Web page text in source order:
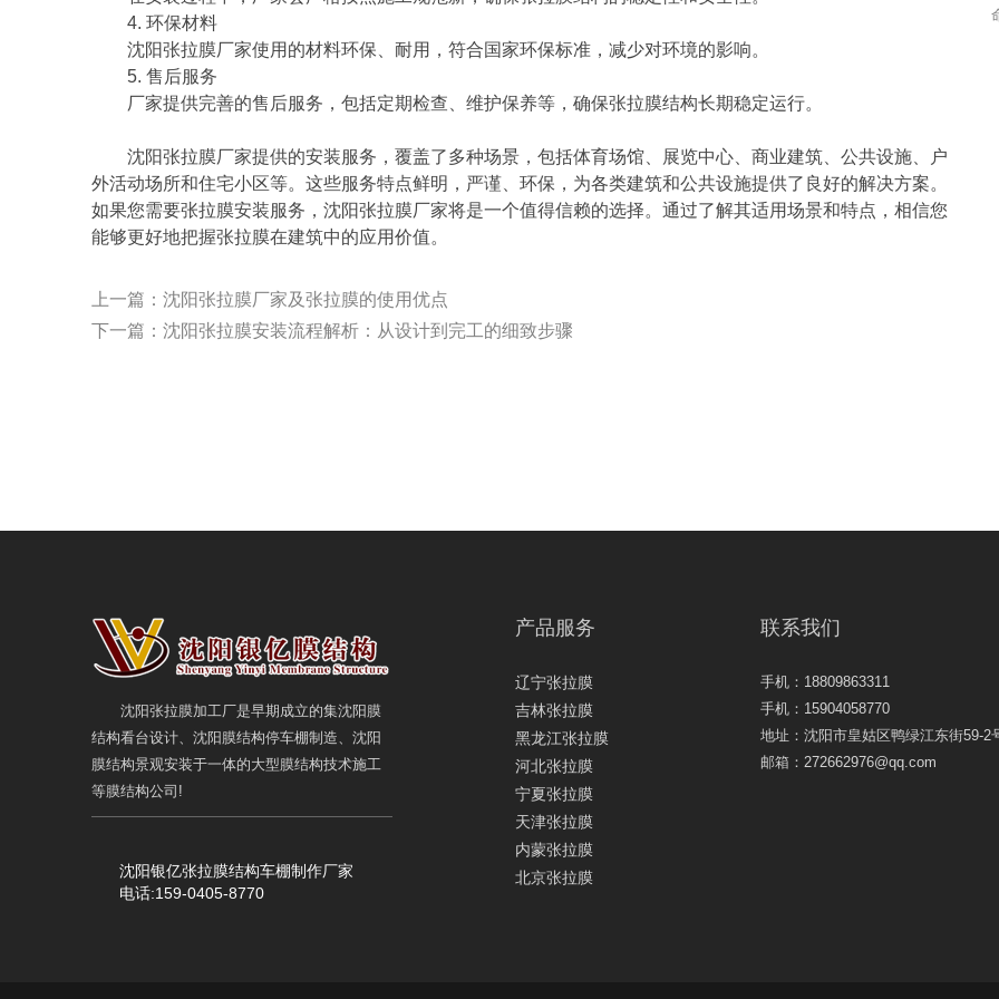
4. 环保材料
沈阳张拉膜厂家使用的材料环保、耐用，符合国家环保标准，减少对环境的影响。
5. 售后服务
厂家提供完善的售后服务，包括定期检查、维护保养等，确保张拉膜结构长期稳定运行。
沈阳张拉膜厂家提供的安装服务，覆盖了多种场景，包括体育场馆、展览中心、商业建筑、公共设施、户
外活动场所和住宅小区等。这些服务特点鲜明，严谨、环保，为各类建筑和公共设施提供了良好的解决方案。
如果您需要张拉膜安装服务，沈阳张拉膜厂家将是一个值得信赖的选择。通过了解其适用场景和特点，相信您
能够更好地把握张拉膜在建筑中的应用价值。
上一篇： 沈阳张拉膜厂家及张拉膜的使用优点
下一篇： 沈阳张拉膜安装流程解析：从设计到完工的细致步骤
沈阳张拉膜加工厂是早期成立的集沈阳膜
结构看台设计、沈阳膜结构停车棚制造、沈阳
膜结构景观安装于一体的大型膜结构技术施工
等膜结构公司!
沈阳银亿张拉膜结构车棚制作厂家
电话:159-0405-8770
产品服务
辽宁张拉膜
吉林张拉膜
黑龙江张拉膜
河北张拉膜
宁夏张拉膜
天津张拉膜
内蒙张拉膜
北京张拉膜
联系我们
手机：18809863311
手机：15904058770
地址：沈阳市皇姑区鸭绿江东街59-2
邮箱：272662976@qq.com